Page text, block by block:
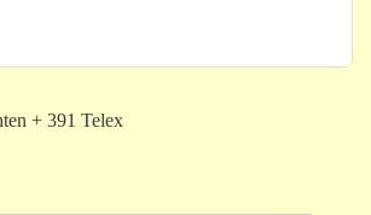
+ 391 Telex